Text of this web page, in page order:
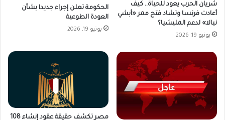
شريان الحرب يعود للحياة.. كيف
أعادت فرنسا وتشاد فتح ممر «أبشي
نيالا» لدعم المليشيا؟
يونيو 19, 2026
الحكومة تعلن إجراء جديدا بشأن
العودة الطوعية
يونيو 19, 2026
مصر تكشف حقيقة عقود إنشاء 108